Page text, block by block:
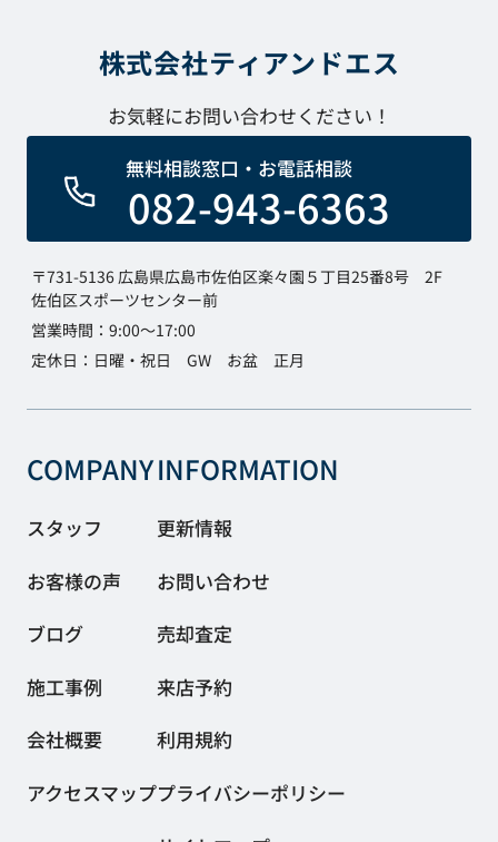
株式会社ティアンドエス
お気軽にお問い合わせください！
無料相談窓口・お電話相談
082-943-6363
〒731-5136 広島県広島市佐伯区楽々園５丁目25番8号 2F
佐伯区スポーツセンター前
営業時間：9:00～17:00
定休日：日曜・祝日 GW お盆 正月
COMPANY
スタッフ
お客様の声
ブログ
施工事例
会社概要
アクセスマップ
INFORMATION
更新情報
お問い合わせ
売却査定
来店予約
利用規約
プライバシーポリシー